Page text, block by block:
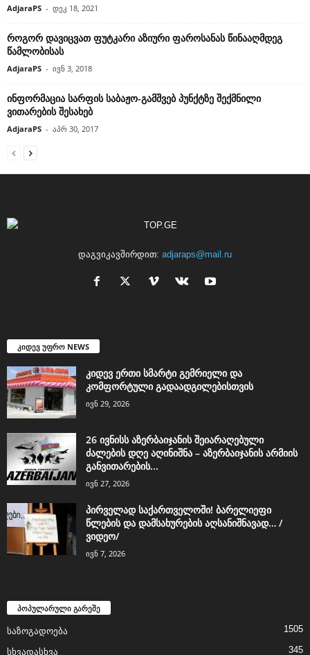
AdjaraPS - დეკ 18, 2021
როგორ დავიცვათ ფუტკარი აზიური ფაროსანას წინააღმდეგ
წამლობისას
AdjaraPS - ივნ 3, 2018
ინფორმაცია სარფის საბაჟო-გამშვებ პუნქტზე შექმნილი
ვითარების შესახებ
AdjaraPS - აპრ 30, 2017
დაგვიკავშირდით: adjaraps@mail.ru
კიდევ უფრო NEWS
კიდევ ერთი სმარტი გემრიელი და
კომფორტული გადაადგილებისთვის
ივნ 29, 2026
26 ივნისს აზერბაიჯანის შეიარაღებული
ძალების დღე აღინიშნა – აზერბაიჯანის არმიის
განვითარების...
ივნ 27, 2026
პირველად საქართველოში! ბარელიეფი
წლების და დამსახურების აღსანიშნავად… /
ვიდეო/
ივნ 7, 2026
პოპულარული გარეშე
საზოგადოება 1505
სხვადასხვა 345